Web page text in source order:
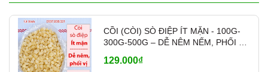
Có hỗ trợship tỉnh qua chành xe, nhà
xekhi khách mua nhiều, giao hàng nhanh
và linh hoạt theo nhu cầu.
CỒI (CÒI) SÒ ĐIỆP ÍT MẶN - 100G-
300G-500G – DỄ NÊM NẾM, PHỐI VỊ
129.000₫